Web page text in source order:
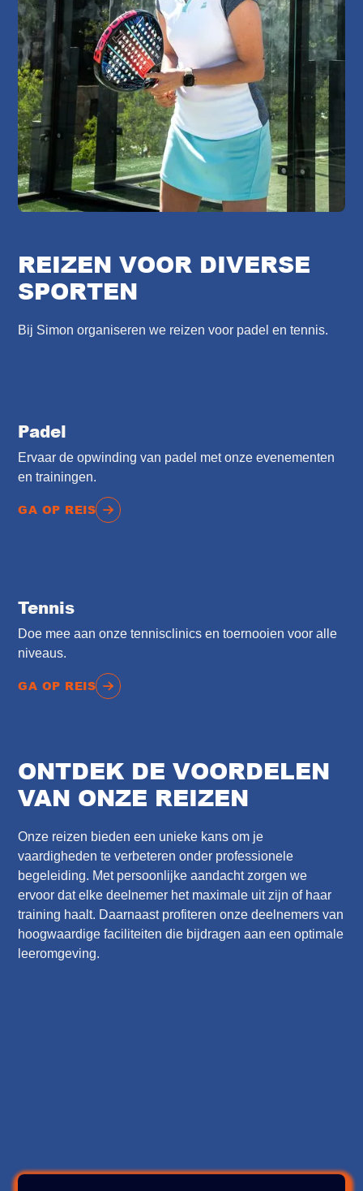
REIZEN VOOR DIVERSE
SPORTEN
Bij Simon organiseren we reizen voor padel en tennis.
Padel
Ervaar de opwinding van padel met onze evenementen
en trainingen.
GA OP REIS
Tennis
Doe mee aan onze tennisclinics en toernooien voor alle
niveaus.
GA OP REIS
ONTDEK DE VOORDELEN
VAN ONZE REIZEN
Onze reizen bieden een unieke kans om je
vaardigheden te verbeteren onder professionele
begeleiding. Met persoonlijke aandacht zorgen we
ervoor dat elke deelnemer het maximale uit zijn of haar
training haalt. Daarnaast profiteren onze deelnemers van
hoogwaardige faciliteiten die bijdragen aan een optimale
leeromgeving.